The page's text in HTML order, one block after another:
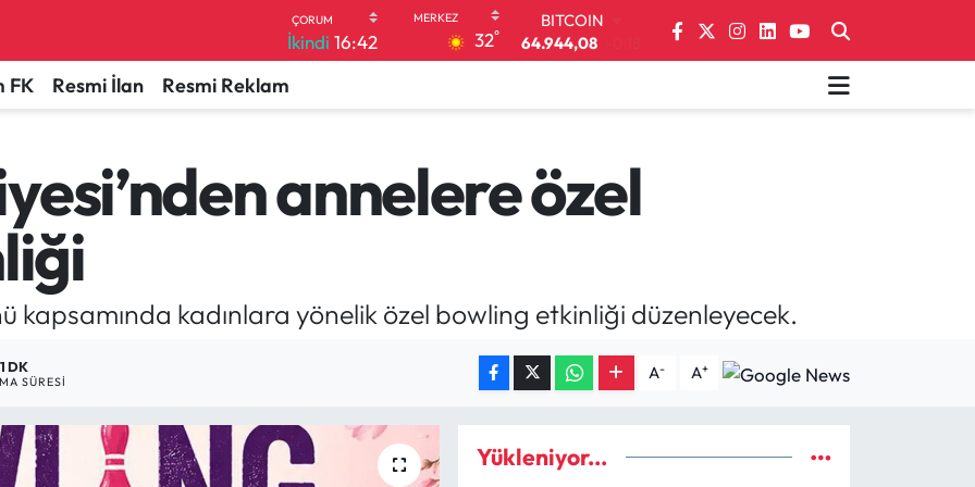
İkindi 16:42 32°
64.944,08
DOLAR
GRAM ALTIN
6660.55 0.03
FK Resmi İlan Resmi Reklam
annelere özel
kapsamında kadınlara yönelik özel bowling etkinliği düzenleyecek.
1 DK
SÜRESI A- A+
Yükleniyor...